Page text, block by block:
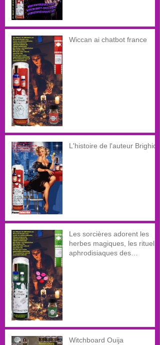
Wiccan ai chatbot france
L'histoire de l'auteur Brighid
Les sorcières adorent les
herbes magiques, les rituels
aphrodisiaques des
Witchboard Ouija